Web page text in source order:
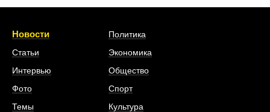
Новости
Статьи
Интервью
Фото
Темы
Политика
Экономика
Общество
Спорт
Культура